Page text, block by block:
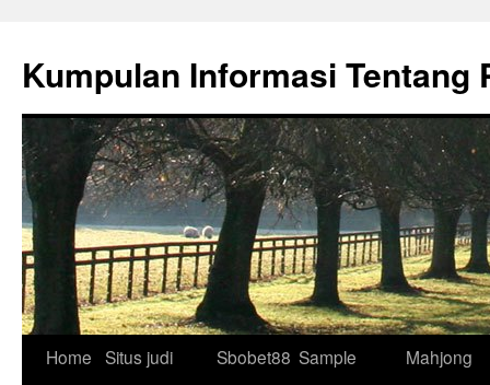
content
Kumpulan Informasi Tentang
Home Situs judi
Sbobet88 Sample
Mahjong